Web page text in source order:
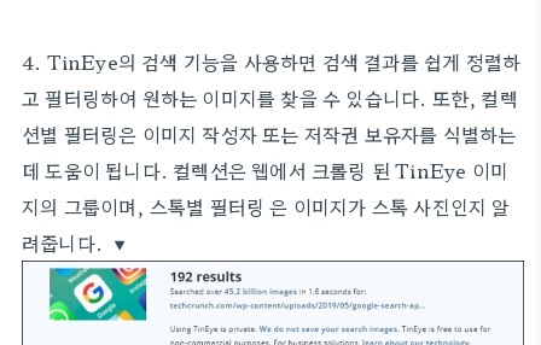
4. TinEye의 검색 기능을 사용하면 검색 결과를 쉽게 정렬하
고 필터링하여 원하는 이미지를 찾을 수 있습니다. 또한, 컬렉
션별 필터링은 이미지 작성자 또는 저작권 보유자를 식별하는
데 도움이 됩니다. 컬렉션은 웹에서 크롤링 된 TinEye 이미
지의 그룹이며, 스톡별 필터링 은 이미지가 스톡 사진인지 알
려줍니다. ▼